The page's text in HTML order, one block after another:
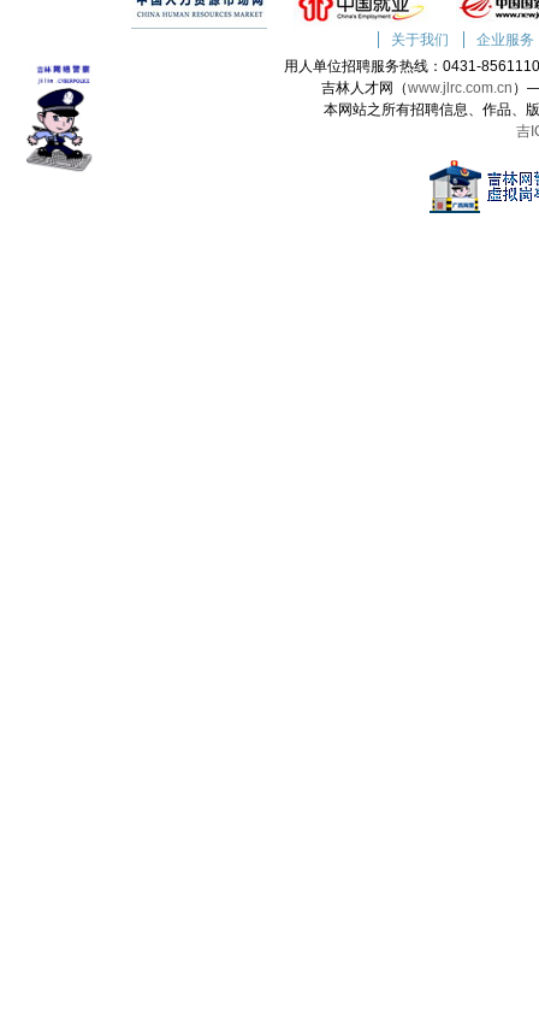
关于我们
企业服务
用人单位招聘服务热线：0431-
吉林人才网（www.jlrc.com.cn ）
本网站之所有招聘信息、作品、
吉